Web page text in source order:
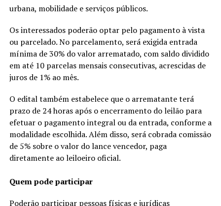
urbana, mobilidade e serviços públicos.
Os interessados poderão optar pelo pagamento à vista
ou parcelado. No parcelamento, será exigida entrada
mínima de 30% do valor arrematado, com saldo dividido
em até 10 parcelas mensais consecutivas, acrescidas de
juros de 1% ao mês.
O edital também estabelece que o arrematante terá
prazo de 24 horas após o encerramento do leilão para
efetuar o pagamento integral ou da entrada, conforme a
modalidade escolhida. Além disso, será cobrada comissão
de 5% sobre o valor do lance vencedor, paga
diretamente ao leiloeiro oficial.
Quem pode participar
Poderão participar pessoas físicas e jurídicas